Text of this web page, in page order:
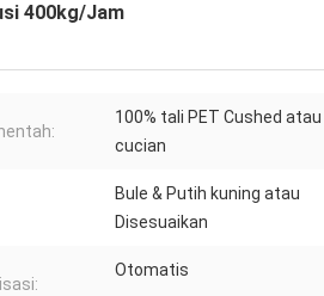
400kg/Jam
100% tali PET Cushed
cucian
Bule & Putih kuning atau
Disesuaikan
Otomatis